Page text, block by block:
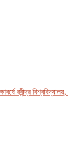
রবীন্দ্র বিশ্ববিদ্যালয়,